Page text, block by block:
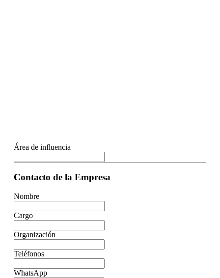
Área de influencia
Contacto de la Empresa
Nombre
Cargo
Organización
Teléfonos
WhatsApp